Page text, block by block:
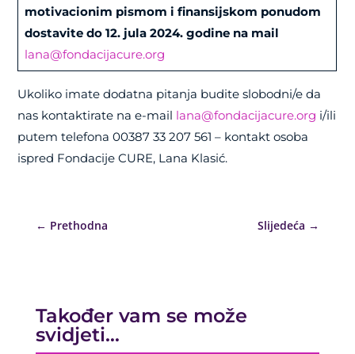
motivacionim pismom i finansijskom ponudom
dostavite do 12. jula 2024. godine na mail
lana@fondacijacure.org
Ukoliko imate dodatna pitanja budite slobodni/e da
nas kontaktirate na e-mail lana@fondacijacure.org i/ili
putem telefona 00387 33 207 561 – kontakt osoba
ispred Fondacije CURE, Lana Klasić.
← Prethodna Slijedeća →
Također vam se može
svidjeti…